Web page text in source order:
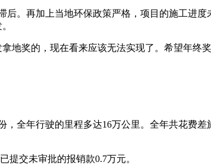
。再加上当地环保政策严格，项目的施工进度
地奖的，现在看来应该无法实现了。希望年终
全年行驶的里程多达16万公里。全年共花费差
提交未审批的报销款0.7万元。